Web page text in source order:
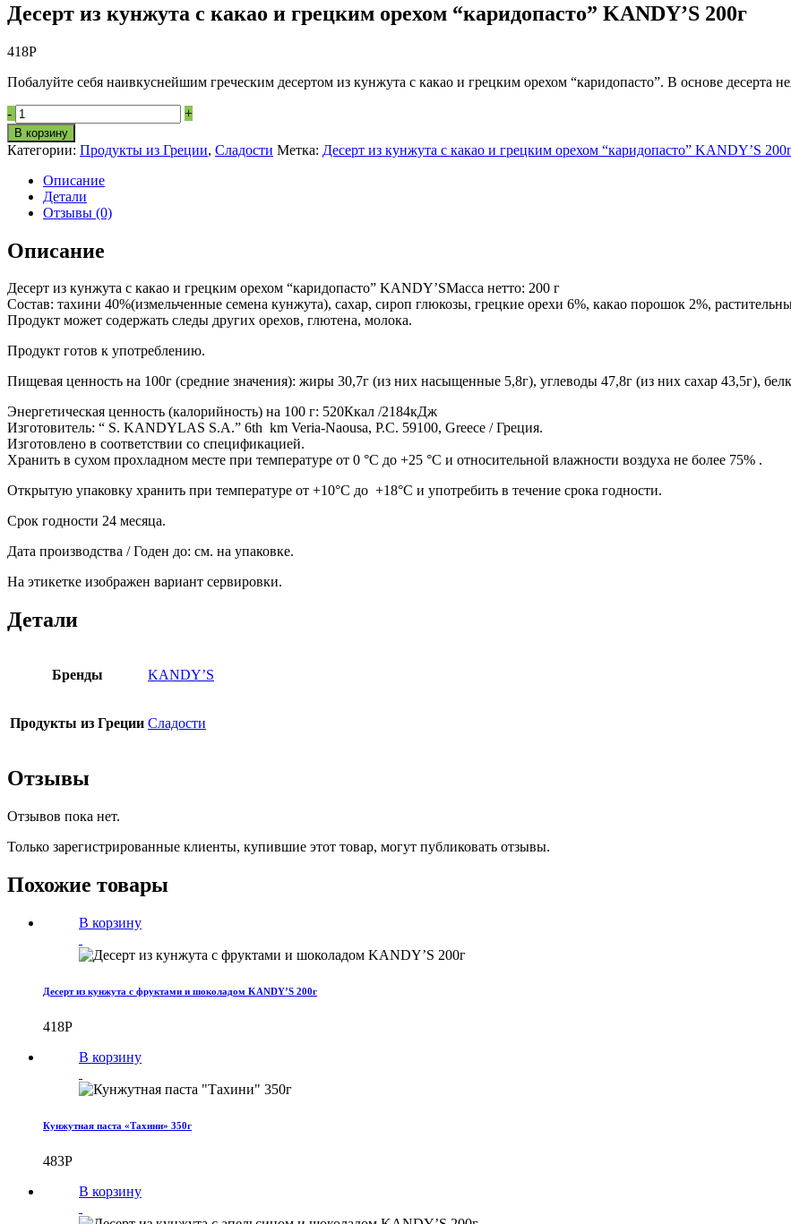
Десерт из кунжута с какао и грецким орехом “каридопасто” KANDY’S 200г
418Р
Побалуйте себя наивкуснейшим греческим десертом из кунжута с какао и грецким орехом “каридопасто”. В основе десерта
Десерт
из
кунжута
с
какао
грецким
орехом
“каридопасто”
KANDY’S
quantity
- +
В корзину
Категории: Продукты из Греции, Сладости Метка: Десерт из кунжута с какао и грецким орехом “каридопасто” KANDY’S
Описание
Детали
Отзывы (0)
Описание
Десерт из кунжута с какао и грецким орехом “каридопасто” KANDY’SМасса нетто: 200 г
Состав: тахини 40%(измельченные семена кунжута), сахар, сироп глюкозы, грецкие орехи 6%, какао порошок 2%,
Продукт может содержать следы других орехов, глютена, молока.
Продукт готов к употреблению.
Пищевая ценность на 100г (средние значения): жиры 30,7г (из них насыщенные 5,8г), углеводы 47,8г (из них сахар 43,5г),
Энергетическая ценность (калорийность) на 100 г: 520Ккал /2184кДж
Изготовитель: “ S. KANDYLAS S.A.” 6th km Veria-Naousa, P.C. 59100, Greece / Греция.
Изготовлено в соответствии со спецификацией.
Хранить в сухом прохладном месте при температуре от 0 °С до +25 °С и относительной влажности воздуха не более 75% .
Открытую упаковку хранить при температуре от +10°С до +18°С и употребить в течение срока годности.
Срок годности 24 месяца.
Дата производства / Годен до: см. на упаковке.
На этикетке изображен вариант сервировки.
Детали
Бренды KANDY’S
Продукты из Греции Сладости
Отзывы
Отзывов пока нет.
Только зарегистрированные клиенты, купившие этот товар, могут публиковать отзывы.
Похожие товары
В корзину
Десерт из кунжута с фруктами и шоколадом KANDY’S 200г
418Р
В корзину
Кунжутная паста «Тахини» 350г
483Р
В корзину